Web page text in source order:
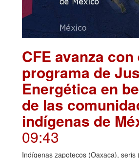
CFE avanza con
programa de
Energética en
de las
indígenas de
09:43
Indígenas zapotecos (Oaxaca), seris